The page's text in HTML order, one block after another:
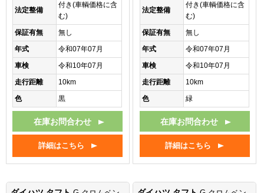
法定整備
付き(車輌価格に含
む)
保証有無
無し
年式
令和07年07月
車検
令和10年07月
走行距離
10km
色
黒
在庫お問合わせ
詳細はこちら
法定整備
付き(車輌価格に含
む)
保証有無
無し
年式
令和07年07月
車検
令和10年07月
走行距離
10km
色
緑
在庫お問合わせ
詳細はこちら